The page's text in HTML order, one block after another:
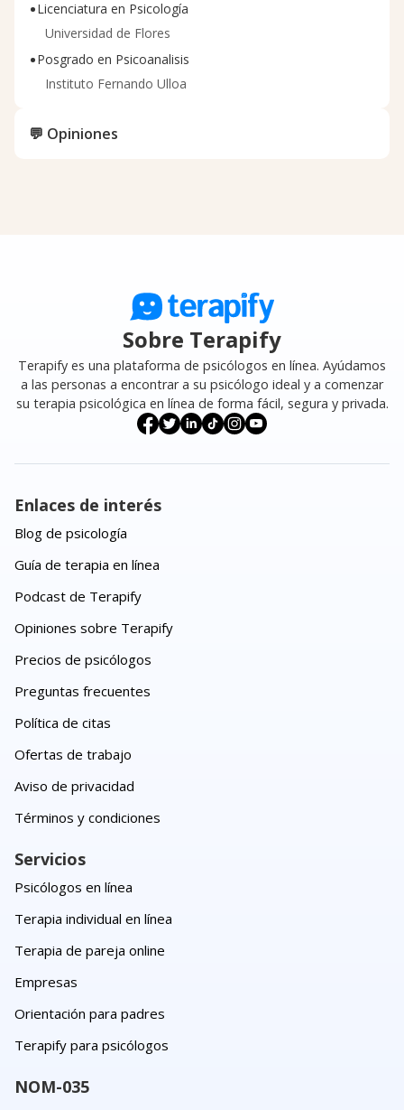
•Licenciatura en Psicología
Universidad de Flores
•Posgrado en Psicoanalisis
Instituto Fernando Ulloa
💬 Opiniones
Sobre Terapify
Terapify es una plataforma de psicólogos en línea. Ayúdamos
a las personas a encontrar a su psicólogo ideal y a comenzar
su terapia psicológica en línea de forma fácil, segura y privada.
Enlaces de interés
Blog de psicología
Guía de terapia en línea
Podcast de Terapify
Opiniones sobre Terapify
Precios de psicólogos
Preguntas frecuentes
Política de citas
Ofertas de trabajo
Aviso de privacidad
Términos y condiciones
Servicios
Psicólogos en línea
Terapia individual en línea
Terapia de pareja online
Empresas
Orientación para padres
Terapify para psicólogos
NOM-035